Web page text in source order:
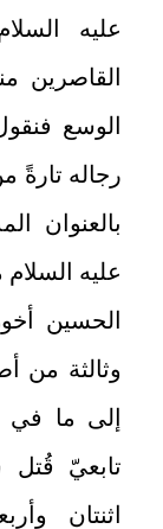
عليه
القاصرين
الوسع
رجاله تارةً
بالعنوان
عليه
الحسين
وثالثة من
إلى ما في
تابعيّ
اثنتان